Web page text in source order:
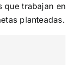
que trabajan en
planteadas.